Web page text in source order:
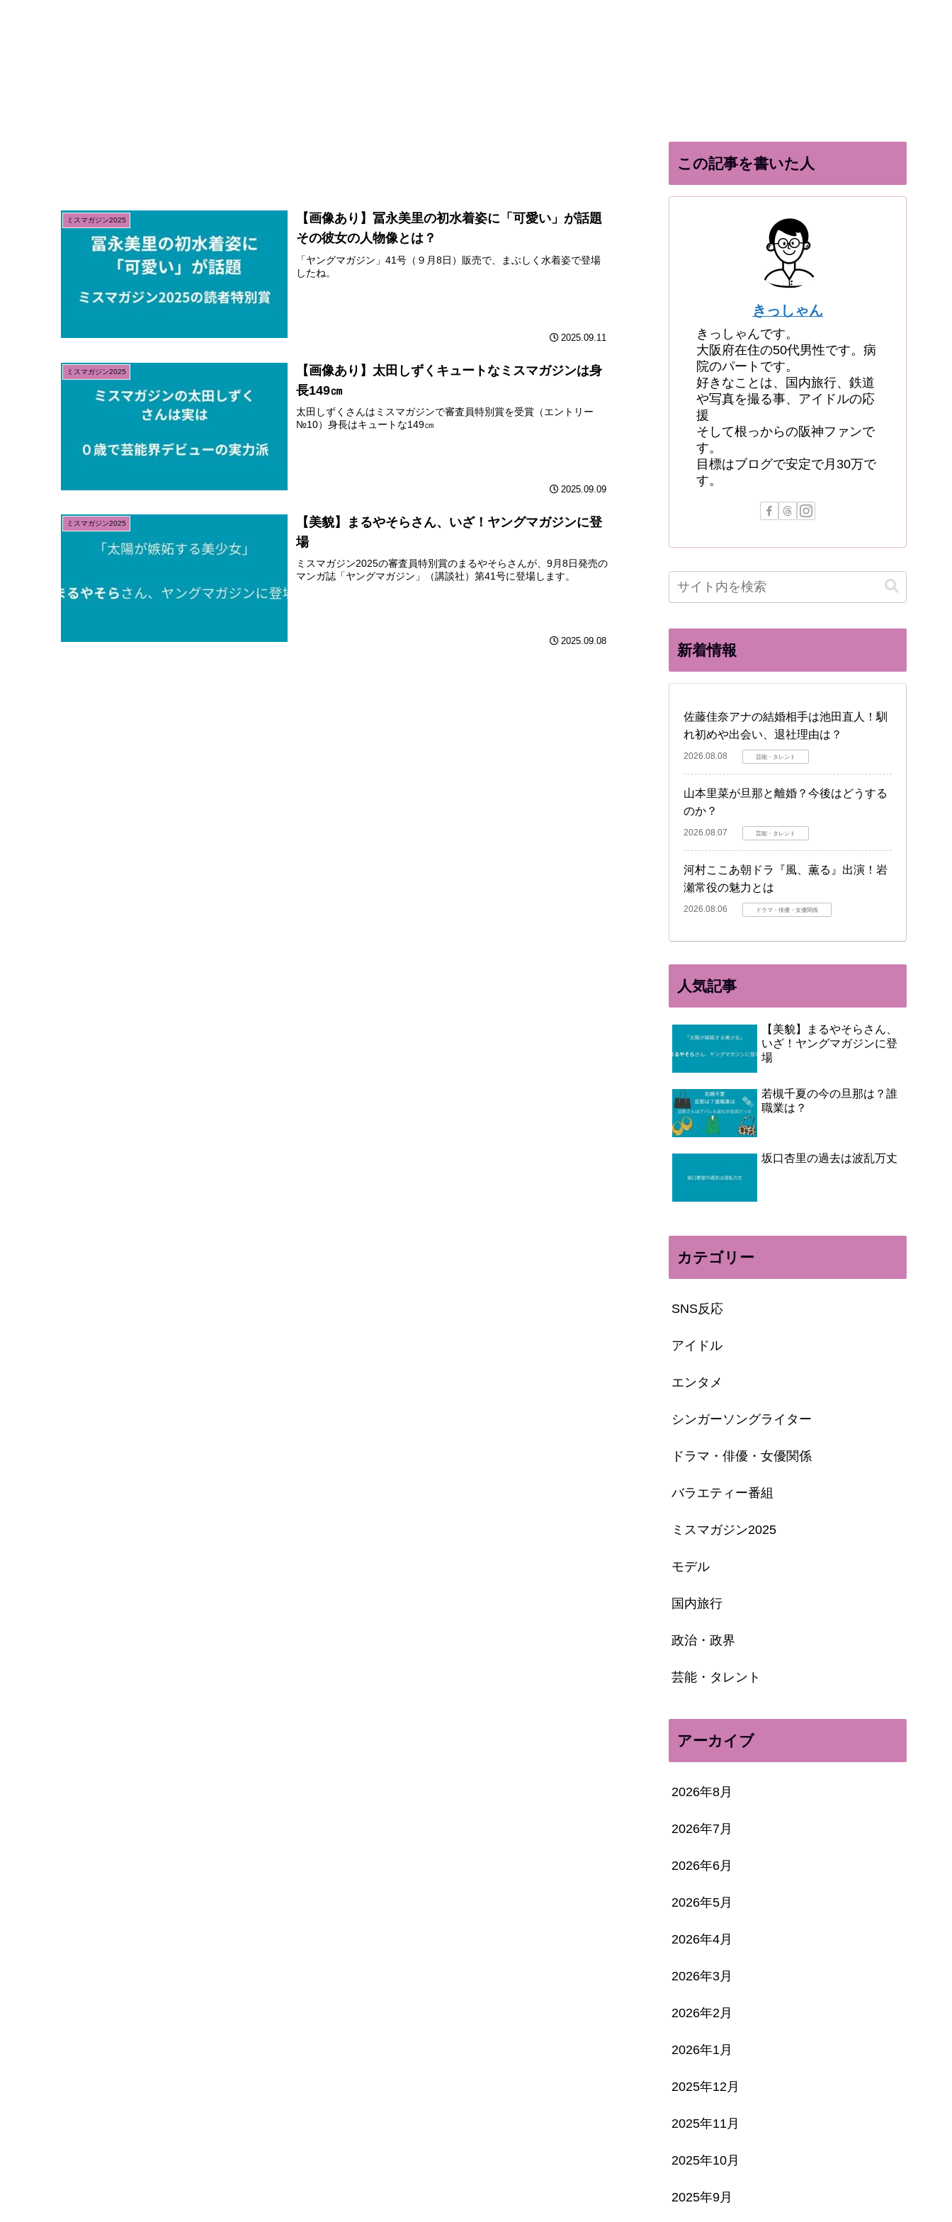
ミスマガジン2025
【画像あり】冨永美里の初水着姿に「可愛い」が話題
その彼女の人物像とは？
「ヤングマガジン」41号（９月8日）販売で、まぶしく水着姿で登場
したね。
2025.09.11
ミスマガジン2025
【画像あり】太田しずくキュートなミスマガジンは身
長149㎝
太田しずくさんはミスマガジンで審査員特別賞を受賞（エントリー
№10）身長はキュートな149㎝
2025.09.09
ミスマガジン2025
【美貌】まるやそらさん、いざ！ヤングマガジンに登
場
ミスマガジン2025の審査員特別賞のまるやそらさんが、9月8日発売の
マンガ誌「ヤングマガジン」（講談社）第41号に登場します。
2025.09.08
この記事を書いた人
きっしゃん
きっしゃんです。
大阪府在住の50代男性です。病
院のパートです。
好きなことは、国内旅行、鉄道
や写真を撮る事、アイドルの応
援
そして根っからの阪神ファンで
す。
目標はブログで安定で月30万で
す。
新着情報
佐藤佳奈アナの結婚相手は池田直人！馴
れ初めや出会い、退社理由は？
2026.08.08 芸能・タレント
山本里菜が旦那と離婚？今後はどうする
のか？
2026.08.07 芸能・タレント
河村ここあ朝ドラ『風、薫る』出演！岩
瀬常役の魅力とは
2026.08.06 ドラマ・俳優・女優関係
人気記事
【美貌】まるやそらさん、
いざ！ヤングマガジンに登
場
若槻千夏の今の旦那は？誰
職業は？
坂口杏里の過去は波乱万丈
カテゴリー
SNS反応
アイドル
エンタメ
シンガーソングライター
ドラマ・俳優・女優関係
バラエティー番組
ミスマガジン2025
モデル
国内旅行
政治・政界
芸能・タレント
アーカイブ
2026年8月
2026年7月
2026年6月
2026年5月
2026年4月
2026年3月
2026年2月
2026年1月
2025年12月
2025年11月
2025年10月
2025年9月